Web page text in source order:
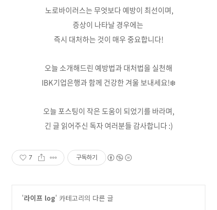
노로바이러스는 무엇보다 예방이 최선이며,
증상이 나타날 경우에는
즉시 대처하는 것이 매우 중요합니다!
오늘 소개해드린 예방법과 대처법을 실천해
IBK기업은행과 함께 건강한 겨울 보내세요!❄️
오늘 포스팅이 작은 도움이 되었기를 바라며,
긴 글 읽어주신 독자 여러분들 감사합니다 :)
7 구독하기
'라이프 log' 카테고리의 다른 글